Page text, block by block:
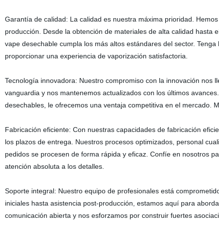
Garantía de calidad: La calidad es nuestra máxima prioridad.
producción. Desde la obtención de materiales de alta calidad
vape desechable cumpla los más altos estándares del sector.
proporcionar una experiencia de vaporización satisfactoria.
Tecnología innovadora: Nuestro compromiso con la innovación
vanguardia y nos mantenemos actualizados con los últimos
desechables, le ofrecemos una ventaja competitiva en el mercado.
Fabricación eficiente: Con nuestras capacidades de fabricación
los plazos de entrega. Nuestros procesos optimizados, personal
pedidos se procesen de forma rápida y eficaz. Confíe en nosotros
atención absoluta a los detalles.
Soporte integral: Nuestro equipo de profesionales está
iniciales hasta asistencia post-producción, estamos aquí para
comunicación abierta y nos esforzamos por construir fuertes